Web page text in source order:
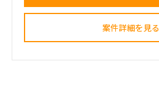
案件詳細を見る